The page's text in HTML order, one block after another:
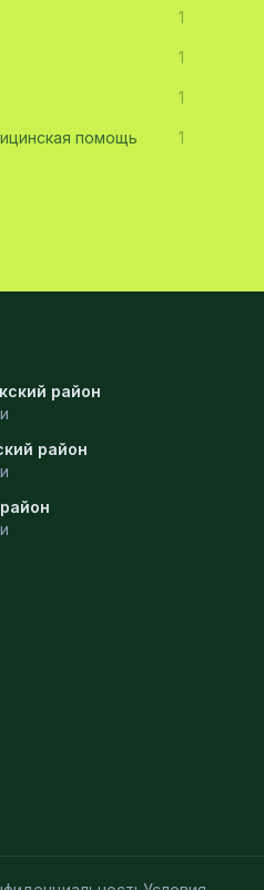
1
1
1
помощь 1
район
район